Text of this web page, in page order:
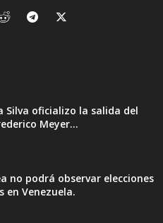
Silva oficializo la salida del
Meyer...
no podrá observar elecciones
en Venezuela.